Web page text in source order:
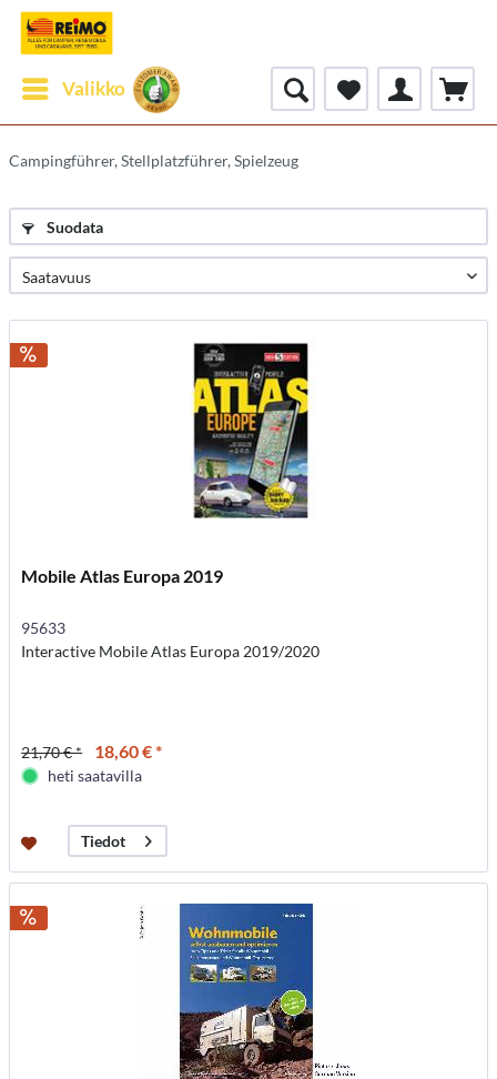
Valikko
Campingführer, Stellplatzführer, Spielzeug
Suodata
Mobile Atlas Europa 2019
95633
Interactive Mobile Atlas Europa 2019/2020
21,70 € * 18,60 € *
heti saatavilla
Tiedot